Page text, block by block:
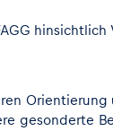
hinsichtlich
Orientierung
gesonderte